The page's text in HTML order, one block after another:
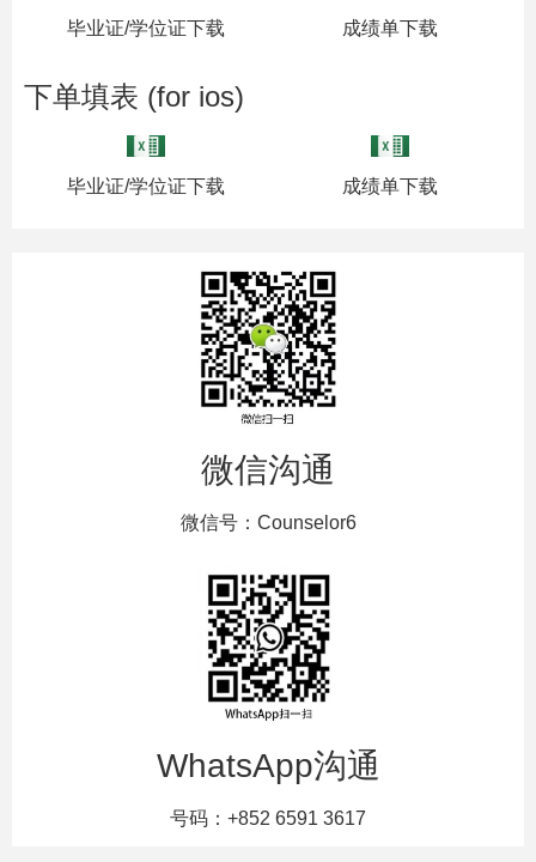
毕业证/学位证下载 成绩单下载
下单填表 (for ios)
毕业证/学位证下载 成绩单下载
微信沟通
微信号：Counselor6
WhatsApp沟通
号码：+852 6591 3617